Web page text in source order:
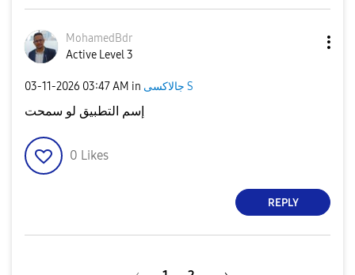
MohamedBdr
Active Level 3
‎03-11-2026 03:47 AM in جالاكسى S
إسم التطبيق لو سمحت
0 Likes
REPLY